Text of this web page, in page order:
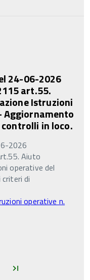
24-06-2026
art.55.
Istruzioni
in loco.
2026
Aiuto
operative del
di
operative n.
last_page